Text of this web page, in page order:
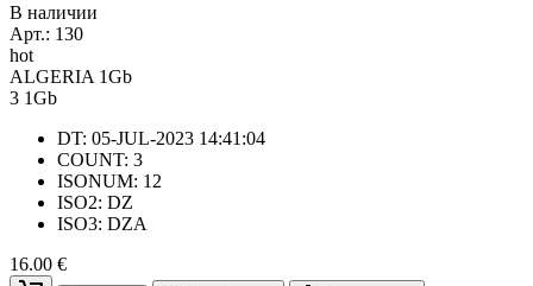
В наличии
Арт.: 130
hot
ALGERIA 1Gb
3 1Gb
DT: 05-JUL-2023 14:41:04
COUNT: 3
ISONUM: 12
ISO2: DZ
ISO3: DZA
16.00 €